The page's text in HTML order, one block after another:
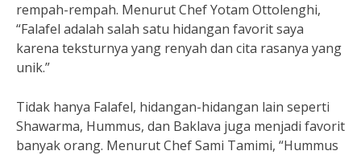
rempah-rempah. Menurut Chef Yotam Ottolenghi,
“Falafel adalah salah satu hidangan favorit saya
karena teksturnya yang renyah dan cita rasanya yang
unik.”
Tidak hanya Falafel, hidangan-hidangan lain seperti
Shawarma, Hummus, dan Baklava juga menjadi favorit
banyak orang. Menurut Chef Sami Tamimi, “Hummus